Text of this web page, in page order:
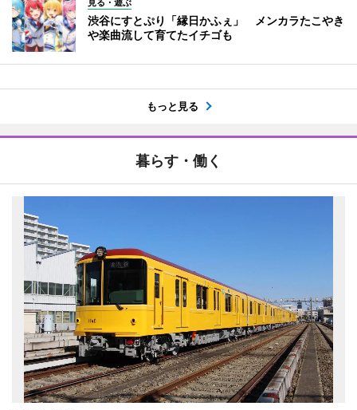
渋谷にすとぷり「縁日かふぇ」 メンカラたこやき
や楽曲流して育てたイチゴも
もっと見る
暮らす・働く